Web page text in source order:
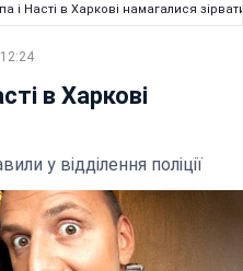
і Насті в Харкові намагалися
в Харкові
у відділення поліції